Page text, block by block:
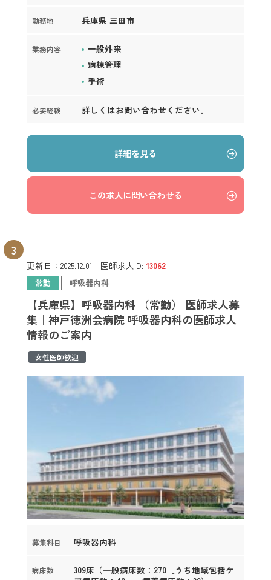
勤務地 兵庫県 三田市
業務内容
一般外来
病棟管理
手術
必要経験 詳しくはお問い合わせください。
詳細を見る
この求人に問い合わせる
更新日： 2025.12.01 医師求人ID:13062
常勤 呼吸器内科
【兵庫県】呼吸器内科 （常勤） 医師求人募
集｜神戸徳洲会病院 呼吸器内科の医師求人
情報のご案内
女性医師歓迎
募集科目 呼吸器内科
病床数
309床（一般病床数：270［うち地域包括ケ